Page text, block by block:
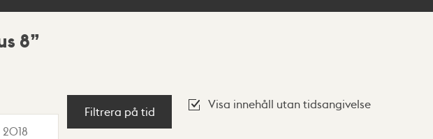
8
Filtrera på tid
Visa innehåll utan tidsangivelse